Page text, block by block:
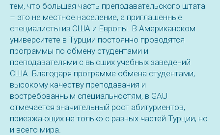
тем, что большая часть преподавательского штата
– это не местное население, а приглашенные
специалисты из США и Европы. В Американском
университете в Турции постоянно проводятся
программы по обмену студентами и
преподавателями с высших учебных заведений
США. Благодаря программе обмена студентами,
высокому качеству преподавания и
востребованным специальностям, в GAU
отмечается значительный рост абитуриентов,
приезжающих не только с разных частей Турции, но
и всего мира.